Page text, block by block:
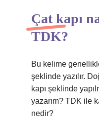
Çat kapı
TDK?
Bu kelime
şeklinde yazılır.
kapı şeklinde
yazarım? TDK ile
nedir?